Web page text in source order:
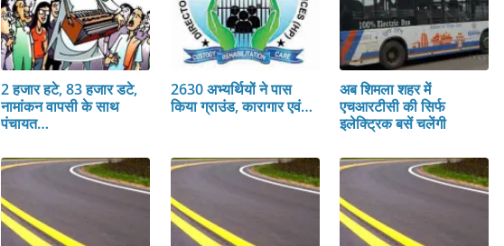
2 हजार हटे, 83 हजार डटे,
नामांकन वापसी के साथ
पंचायत…
2630 अभ्यर्थियों ने पास
किया ग्राउंड, कारागार एवं…
अब शिमला शहर में
एचआरटीसी की सिर्फ
इलेक्ट्रिक बसें चलेंगी